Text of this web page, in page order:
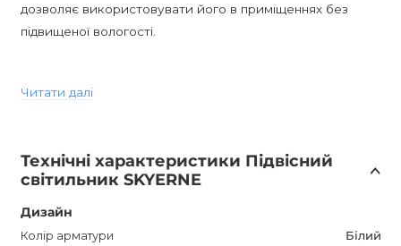
дозволяє використовувати його в приміщеннях без
підвищеної вологості.
його універсальним для різних інтер'єрів. Він чудово
Ціна вказана для версії "S", тому для уточнення
інформації про інші моделі необхідно звернутися до
менеджерів магазину.
Читати далі
Технічні характеристики Підвісний
світильник SKYERNE
Дизайн
Колір арматури Білий